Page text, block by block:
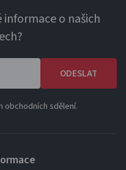
o našich
ODESLAT
obchodních sdělení.